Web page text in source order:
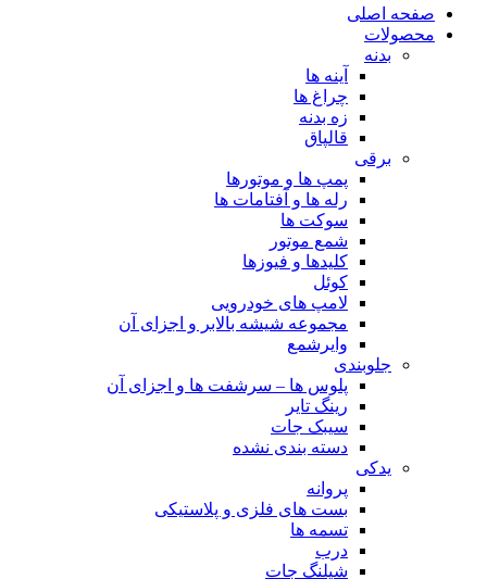
صفحه اصلی
محصولات
بدنه
آینه ها
چراغ ها
زه بدنه
قالپاق
برقی
پمپ ها و موتورها
رله ها و آفتامات ها
سوکت ها
شمع موتور
کلیدها و فیوزها
کوئل
لامپ های خودرویی
مجموعه شیشه بالابر و اجزای آن
وایرشمع
جلوبندی
پلوس ها – سرشفت ها و اجزای آن
رینگ تایر
سیبک جات
دسته بندی نشده
یدکی
پروانه
بست های فلزی و پلاستیکی
تسمه ها
درب
شیلنگ جات